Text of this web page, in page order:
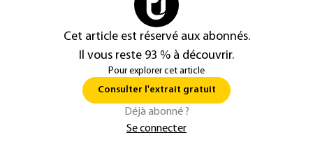
Cet article est réservé aux abonnés.
Il vous reste 93 % à découvrir.
Pour explorer cet article
Consulter l'extrait gratuit
Déjà abonné ?
Se connecter